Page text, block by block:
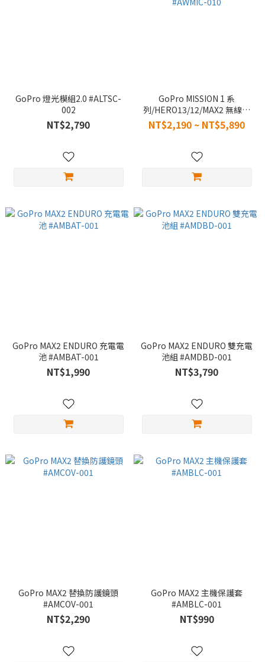
GoPro 燈光模組2.0 #ALTSC-
002
NT$2,790
GoPro MISSION 1 系
列/HERO13/12/MAX2 無線麥
克風(全能套組/USB套件/單發
射器) #AWMIC-010
NT$2,190 ~ NT$5,890
GoPro MAX2 ENDURO 充電電
池 #AMBAT-001
NT$1,990
GoPro MAX2 ENDURO 雙充電
池組 #AMDBD-001
NT$3,790
GoPro MAX2 替換防護鏡頭
#AMCOV-001
NT$2,290
GoPro MAX2 主機保護套
#AMBLC-001
NT$990